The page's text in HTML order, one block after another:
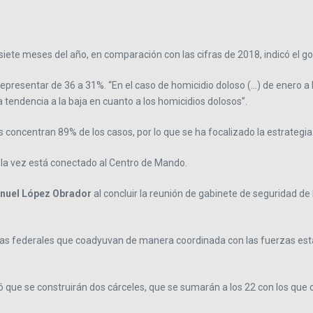
meses del año, en comparación con las cifras de 2018, indicó el
de 36 a 31%. “En el caso de homicidio doloso (…) de enero
a la baja en cuanto a los homicidios dolosos”.
89% de los casos, por lo que se ha focalizado la
vez está conectado al Centro de Mando.
López Obrador al concluir la reunión de gabinete de seguridad
federales que coadyuvan de manera coordinada con las fuerzas
se construirán dos cárceles, que se sumarán a los 22 con los